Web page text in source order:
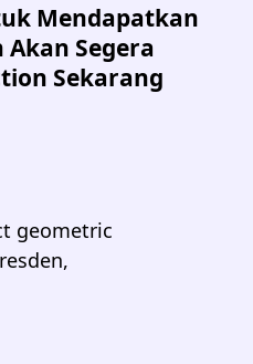
Mendapatkan
Segera
Sekarang